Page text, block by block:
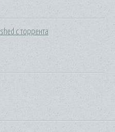
с торрента